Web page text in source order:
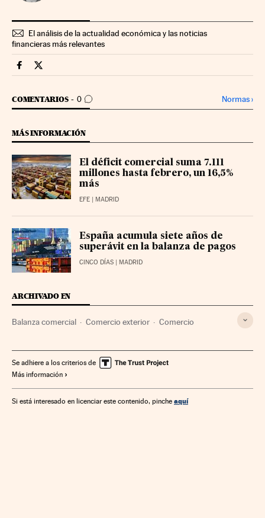
El análisis de la actualidad económica y las noticias
financieras más relevantes
Economia Cinco Días en Facebook
Economia Cinco Días en Twitter
COMENTARIOS 0
IR A LOS COMENTARIOS Normas›
MÁS INFORMACIÓN
El déficit comercial suma 7.111
millones hasta febrero, un 16,5%
más
EFE | MADRID
España acumula siete años de
superávit en la balanza de pagos
CINCO DÍAS | MADRID
ARCHIVADO EN
Balanza comercial Comercio exterior Comercio
Se adhiere a los criterios de
Más información
Si está interesado en licenciar este contenido, pinche aquí